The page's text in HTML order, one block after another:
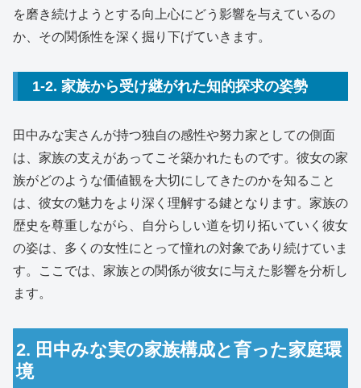
を磨き続けようとする向上心にどう影響を与えているの
か、その関係性を深く掘り下げていきます。
1-2. 家族から受け継がれた知的探求の姿勢
田中みな実さんが持つ独自の感性や努力家としての側面
は、家族の支えがあってこそ築かれたものです。彼女の家
族がどのような価値観を大切にしてきたのかを知ること
は、彼女の魅力をより深く理解する鍵となります。家族の
歴史を尊重しながら、自分らしい道を切り拓いていく彼女
の姿は、多くの女性にとって憧れの対象であり続けていま
す。ここでは、家族との関係が彼女に与えた影響を分析し
ます。
2. 田中みな実の家族構成と育った家庭環
境